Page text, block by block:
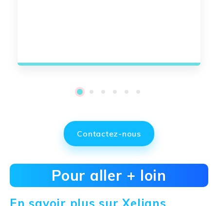
Contactez-nous
Pour aller + loin